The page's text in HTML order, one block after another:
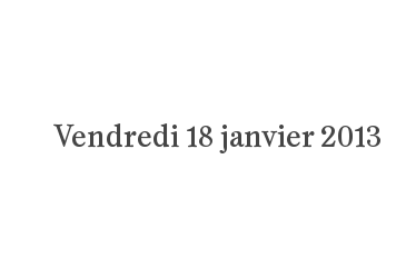
Vendredi 18 janvier 2013